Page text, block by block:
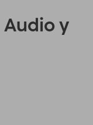
Audio y